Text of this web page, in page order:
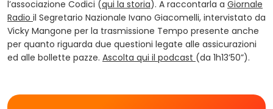
l’associazione Codici (qui la storia). A raccontarla a Giornale
Radio (opens in a new tab)
il Segretario Nazionale Ivano Giacomelli, intervistato da
Vicky Mangone per la trasmissione Tempo presente anche
per quanto riguarda due questioni legate alle assicurazioni
ed alle bollette pazze. Ascolta qui il podcast (opens in a new tab)
(da 1h13’50”).